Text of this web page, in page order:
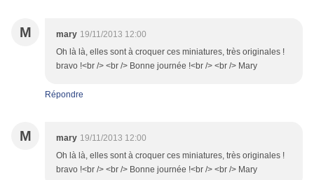
M mary 19/11/2013 12:00
Oh là là, elles sont à croquer ces miniatures, très originales !
bravo !<br /> <br /> Bonne journée !<br /> <br /> Mary
Répondre
M mary 19/11/2013 12:00
Oh là là, elles sont à croquer ces miniatures, très originales !
bravo !<br /> <br /> Bonne journée !<br /> <br /> Mary